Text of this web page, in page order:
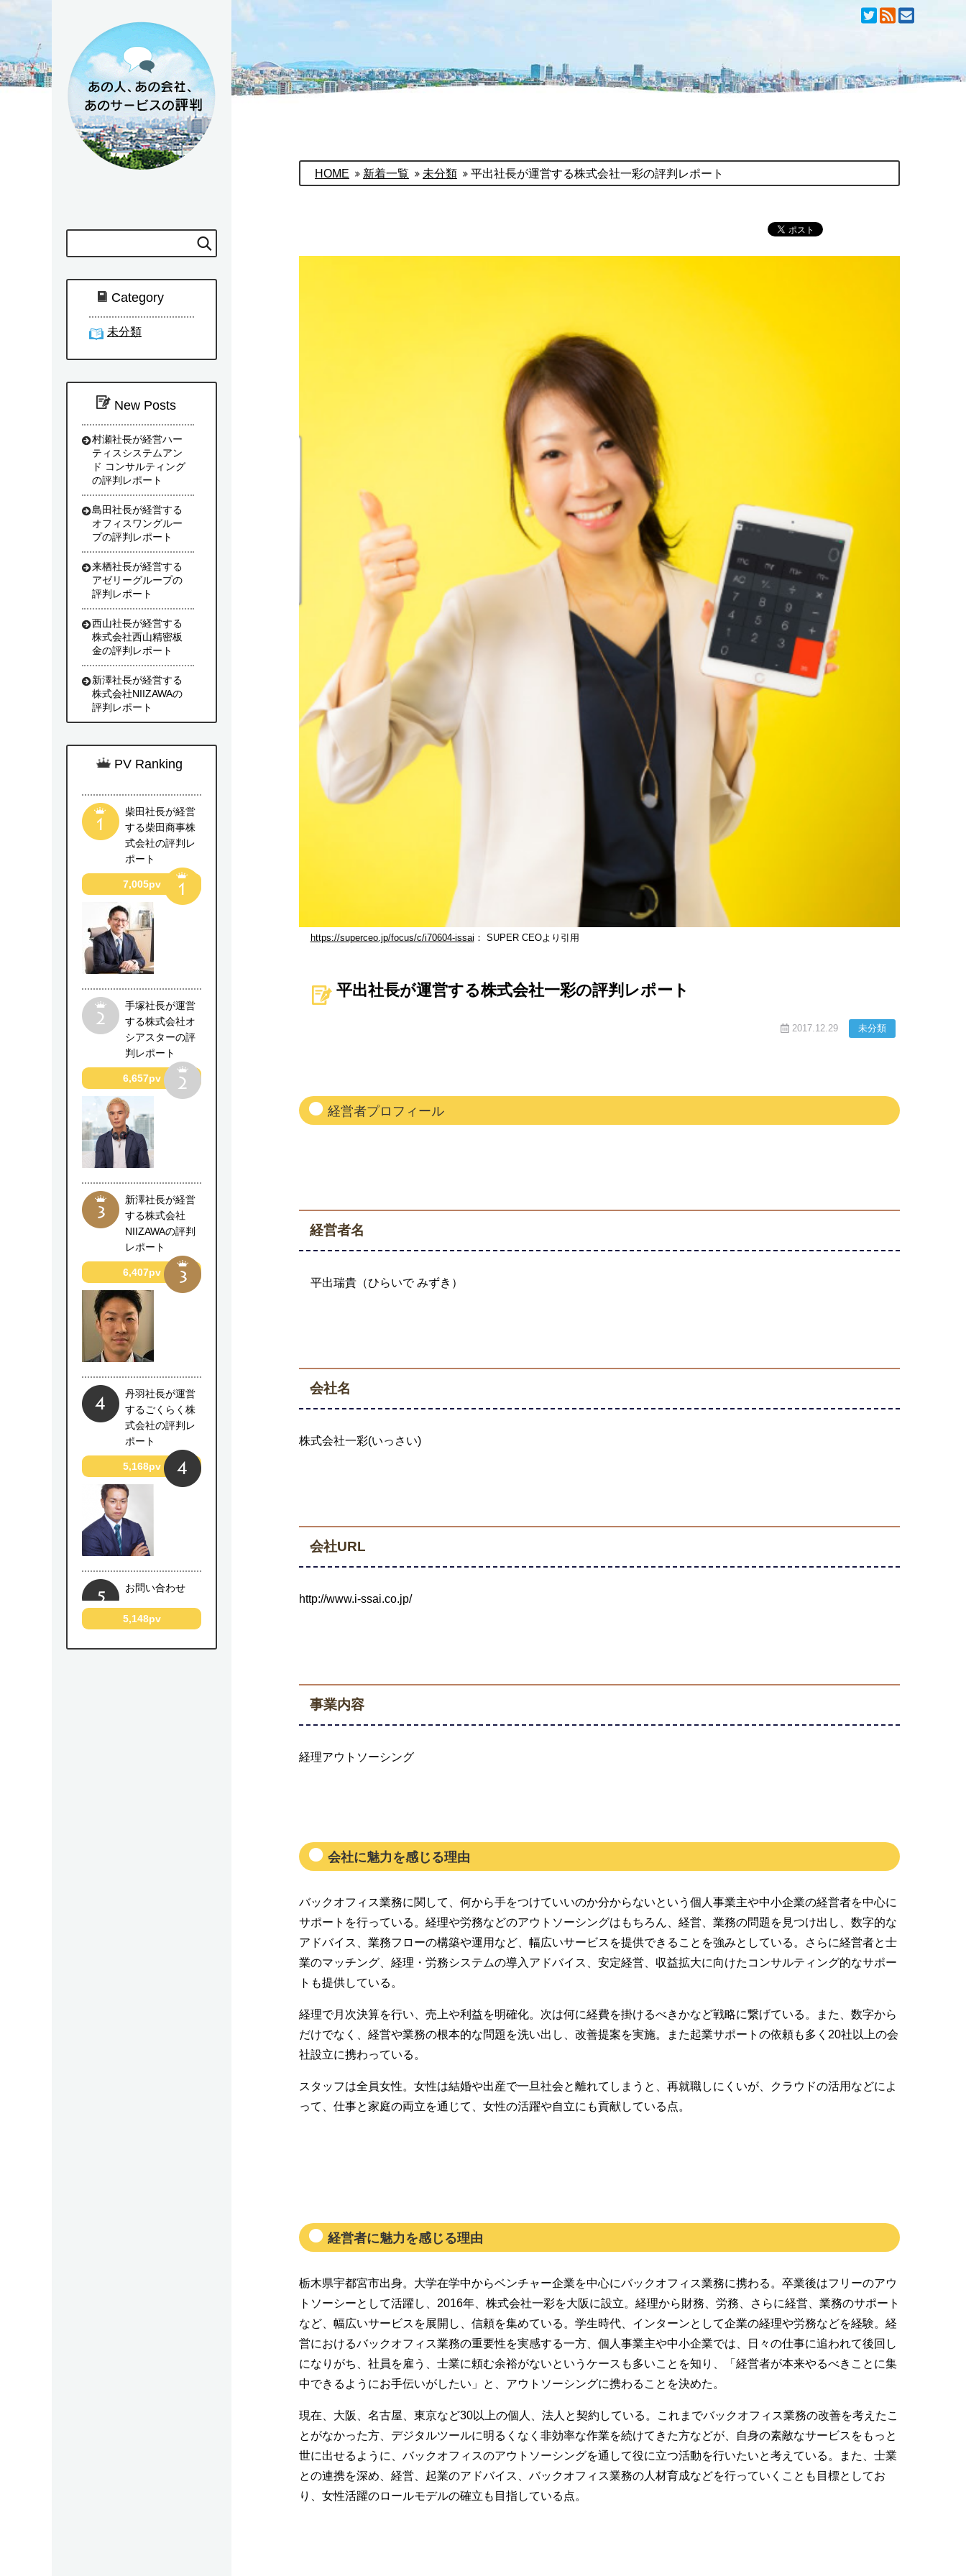
HOME 新着一覧 未分類 平出社長が運営する株式会社一彩の評判レポート
https://superceo.jp/focus/c/i70604-issai ： SUPER CEOより引用
平出社長が運営する株式会社一彩の評判レポート
2017.12.29 未分類
経営者プロフィール
経営者名
平出瑞貴（ひらいで みずき）
会社名
株式会社一彩(いっさい)
会社URL
http://www.i-ssai.co.jp/
事業内容
経理アウトソーシング
会社に魅力を感じる理由
バックオフィス業務に関して、何から手をつけていいのか分からないという個人事業主や中小企業の経営者を中心に
サポートを行っている。経理や労務などのアウトソーシングはもちろん、経営、業務の問題を見つけ出し、数字的な
アドバイス、業務フローの構築や運用など、幅広いサービスを提供できることを強みとしている。さらに経営者と士
業のマッチング、経理・労務システムの導入アドバイス、安定経営、収益拡大に向けたコンサルティング的なサポー
トも提供している。
経理で月次決算を行い、売上や利益を明確化。次は何に経費を掛けるべきかなど戦略に繋げている。また、数字から
だけでなく、経営や業務の根本的な問題を洗い出し、改善提案を実施。また起業サポートの依頼も多く20社以上の会
社設立に携わっている。
スタッフは全員女性。女性は結婚や出産で一旦社会と離れてしまうと、再就職しにくいが、クラウドの活用などによ
って、仕事と家庭の両立を通じて、女性の活躍や自立にも貢献している点。
経営者に魅力を感じる理由
栃木県宇都宮市出身。大学在学中からベンチャー企業を中心にバックオフィス業務に携わる。卒業後はフリーのアウ
トソーシーとして活躍し、2016年、株式会社一彩を大阪に設立。経理から財務、労務、さらに経営、業務のサポート
など、幅広いサービスを展開し、信頼を集めている。学生時代、インターンとして企業の経理や労務などを経験。経
営におけるバックオフィス業務の重要性を実感する一方、個人事業主や中小企業では、日々の仕事に追われて後回し
になりがち、社員を雇う、士業に頼む余裕がないというケースも多いことを知り、「経営者が本来やるべきことに集
中できるようにお手伝いがしたい」と、アウトソーシングに携わることを決めた。
現在、大阪、名古屋、東京など30以上の個人、法人と契約している。これまでバックオフィス業務の改善を考えたこ
とがなかった方、デジタルツールに明るくなく非効率な作業を続けてきた方などが、自身の素敵なサービスをもっと
世に出せるように、バックオフィスのアウトソーシングを通して役に立つ活動を行いたいと考えている。また、士業
との連携を深め、経営、起業のアドバイス、バックオフィス業務の人材育成などを行っていくことも目標としてお
り、女性活躍のロールモデルの確立も目指している点。
Category
未分類
New Posts
村瀬社長が経営ハー
ティスシステムアン
ド コンサルティング
の評判レポート
島田社長が経営する
オフィスワングルー
プの評判レポート
来栖社長が経営する
アゼリーグループの
評判レポート
西山社長が経営する
株式会社西山精密板
金の評判レポート
新澤社長が経営する
株式会社NIIZAWAの
評判レポート
PV Ranking
柴田社長が経営
する柴田商事株
式会社の評判レ
ポート
7,005pv
手塚社長が運営
する株式会社オ
シアスターの評
判レポート
6,657pv
新澤社長が経営
する株式会社
NIIZAWAの評判
レポート
6,407pv
丹羽社長が運営
するごくらく株
式会社の評判レ
ポート
5,168pv
お問い合わせ
5,148pv